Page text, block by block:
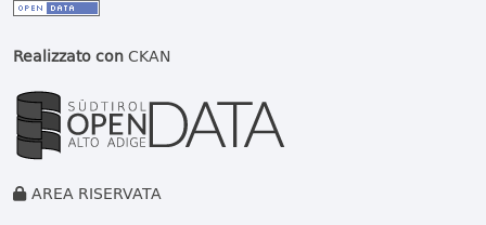
Realizzato conCKAN
AREA RISERVATA